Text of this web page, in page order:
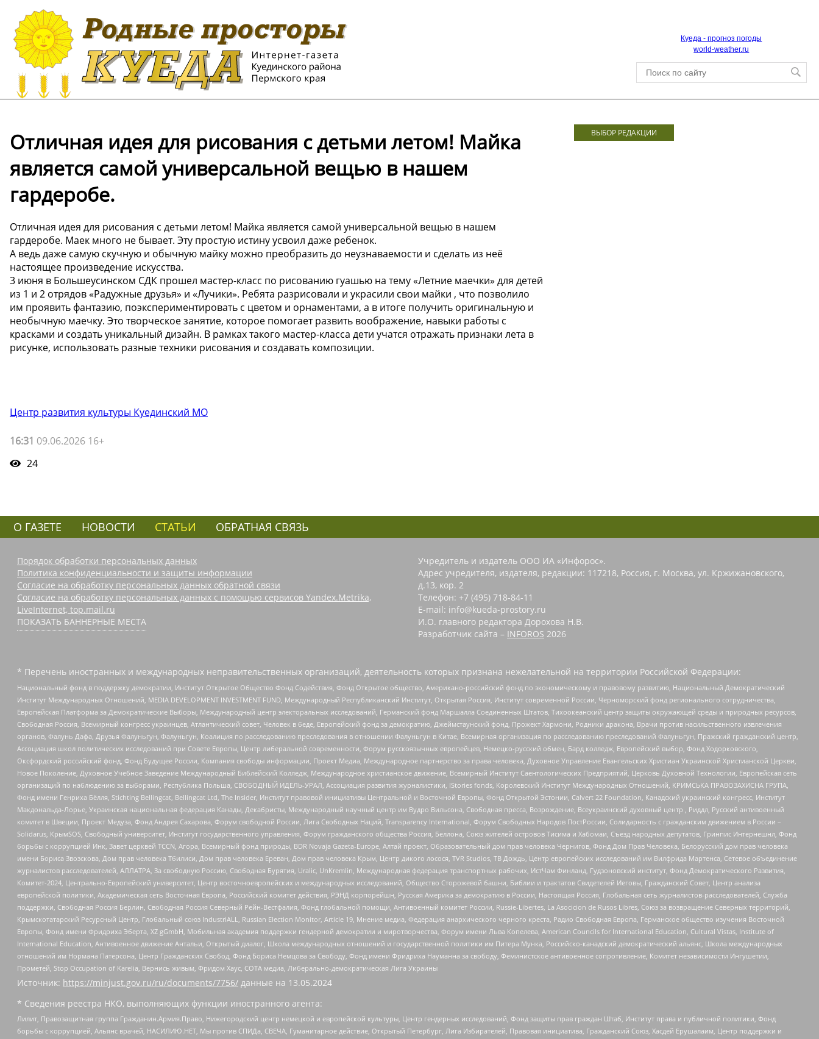
Куеда - прогноз погоды
world-weather.ru
Отличная идея для рисования с детьми летом! Майка
является самой универсальной вещью в нашем
гардеробе.
Отличная идея для рисования с детьми летом! Майка является самой универсальной вещью в нашем
гардеробе. Маек много не бывает. Эту простую истину усвоил даже ребенок.
А ведь даже самую скучную и обычную майку можно преобразить до неузнаваемости и сделать из неё
настоящее произведение искусства.
3 июня в Большеусинском СДК прошел мастер-класс по рисованию гуашью на тему «Летние маечки» для детей
из 1 и 2 отрядов «Радужные друзья» и «Лучики». Ребята разрисовали и украсили свои майки , что позволило
им проявить фантазию, поэкспериментировать с цветом и орнаментами, а в итоге получить оригинальную и
необычную маечку. Это творческое занятие, которое помогает развить воображение, навыки работы с
красками и создать уникальный дизайн. В рамках такого мастер-класса дети учатся отражать признаки лета в
рисунке, использовать разные техники рисования и создавать композиции.
Центр развития культуры Куединский МО
16:31 09.06.2026 16+
24
ВЫБОР РЕДАКЦИИ
О ГАЗЕТЕ НОВОСТИ СТАТЬИ ОБРАТНАЯ СВЯЗЬ
Порядок обработки персональных данных
Политика конфиденциальности и защиты информации
Согласие на обработку персональных данных обратной связи
Согласие на обработку персональных данных с помощью сервисов Yandex.Metrika,
LiveInternet, top.mail.ru
ПОКАЗАТЬ БАННЕРНЫЕ МЕСТА
Учредитель и издатель ООО ИА «Инфорос».
Адрес учредителя, издателя, редакции: 117218, Россия, г. Москва, ул. Кржижановского,
д.13, кор. 2
Телефон: +7 (495) 718-84-11
E-mail: info@kueda-prostory.ru
И.О. главного редактора Дорохова Н.В.
Разработчик сайта – INFOROS 2026
* Перечень иностранных и международных неправительственных организаций, деятельность которых признана нежелательной на территории Российской Федерации:
Национальный фонд в поддержку демократии, Институт Открытое Общество Фонд Содействия, Фонд Открытое общество, Американо-российский фонд по экономическому и правовому развитию, Национальный Демократический
Институт Международных Отношений, MEDIA DEVELOPMENT INVESTMENT FUND, Международный Республиканский Институт, Открытая Россия, Институт современной России, Черноморский фонд регионального сотрудничества,
Европейская Платформа за Демократические Выборы, Международный центр электоральных исследований, Германский фонд Маршалла Соединенных Штатов, Тихоокеанский центр защиты окружающей среды и природных ресурсов,
Свободная Россия, Всемирный конгресс украинцев, Атлантический совет, Человек в беде, Европейский фонд за демократию, Джеймстаунский фонд, Прожект Хармони, Родники дракона, Врачи против насильственного извлечения
органов, Фалунь Дафа, Друзья Фалуньгун, Фалуньгун, Коалиция по расследованию преследования в отношении Фалуньгун в Китае, Всемирная организация по расследованию преследований Фалуньгун, Пражский гражданский центр,
Ассоциация школ политических исследований при Совете Европы, Центр либеральной современности, Форум русскоязычных европейцев, Немецко-русский обмен, Бард колледж, Европейский выбор, Фонд Ходорковского,
Оксфордский российский фонд, Фонд Будущее России, Компания свободы информации, Проект Медиа, Международное партнерство за права человека, Духовное Управление Евангельских Христиан Украинской Христианской Церкви,
Новое Поколение, Духовное Учебное Заведение Международный Библейский Колледж, Международное христианское движение, Всемирный Институт Саентологических Предприятий, Церковь Духовной Технологии, Европейская сеть
организаций по наблюдению за выборами, Республика Польша, СВОБОДНЫЙ ИДЕЛЬ-УРАЛ, Ассоциация развития журналистики, IStories fonds, Королевский Институт Международных Отношений, КРИМСЬКА ПРАВОЗАХИСНА ГРУПА,
Фонд имени Генриха Бёлля, Stichting Bellingcat, Bellingcat Ltd, The Insider, Институт правовой инициативы Центральной и Восточной Европы, Фонд Открытой Эстонии, Calvert 22 Foundation, Канадский украинский конгресс, Институт
Макдональда-Лорье, Украинская национальная федерация Канады, Декабристы, Международный научный центр им Вудро Вильсона, Свободная пресса, Возрождение, Всеукраинский духовный центр , Риддл, Русский антивоенный
комитет в Швеции, Проект Медуза, Фонд Андрея Сахарова, Форум свободной России, Лига Свободных Наций, Transparеncy International, Форум Свободных Народов ПостРоссии, Солидарность с гражданским движением в России –
Solidarus, КрымSOS, Свободный университет, Институт государственного управления, Форум гражданского общества Россия, Беллона, Союз жителей островов Тисима и Хабомаи, Съезд народных депутатов, Гринпис Интернешнл, Фонд
борьбы с коррупцией Инк, Завет церквей TCCN, Агора, Всемирный фонд природы, BDR Novaja Gazeta-Europe, Алтай проект, Образовательный дом прав человека Чернигов, Фонд Дом Прав Человека, Белорусский дом прав человека
имени Бориса Звозскова, Дом прав человека Тбилиси, Дом прав человека Ереван, Дом прав человека Крым, Центр дикого лосося, TVR Studios, ТВ Дождь, Центр европейских исследований им Вилфрида Мартенса, Сетевое объединение
журналистов расследователей, АЛЛАТРА, За свободную Россию, Свободная Бурятия, Uralic, UnKremlin, Международная федерация транспортных рабочих, ИстЧам Финланд, Гудзоновский институт, Фонд Демократического Развития,
Комитет-2024, Центрально-Европейский университет, Центр восточноевропейских и международных исследований, Общество Сторожевой башни, Библии и трактатов Свидетелей Иеговы, Гражданский Совет, Центр анализа
европейской политики, Академическая сеть Восточная Европа, Российский комитет действия, РЭНД корпорейшн, Русская Америка за демократию в России, Настоящая Россия, Глобальная сеть журналистов-расследователей, Служба
поддержки, Свободная Россия Берлин, Свободная Россия Северный Рейн-Вестфалия, Фонд глобальной помощи, Антивоенный комитет России, Russie-Libertes, La Asocicion de Rusos Libres, Союз за возвращение Северных территорий,
Крымскотатарский Ресурсный Центр, Глобальный союз IndustriALL, Russian Election Monitor, Article 19, Мнение медиа, Федерация анархического черного креста, Радио Свободная Европа, Германское общество изучения Восточной
Европы, Фонд имени Фридриха Эберта, XZ gGmbH, Мобильная академия поддержки гендерной демократии и миротворчества, Форум имени Льва Копелева, American Councils for International Education, Cultural Vistas, Institute of
International Education, Антивоенное движение Антальи, Открытый диалог, Школа международных отношений и государственной политики им Питера Мунка, Российско-канадский демократический альянс, Школа международных
отношений им Нормана Патерсона, Центр Гражданских Свобод, Фонд Бориса Немцова за Свободу, Фонд имени Фридриха Науманна за свободу, Феминистское антивоенное сопротивление, Комитет независимости Ингушетии,
Прометей, Stop Occupation of Karelia, Вернись живым, Фридом Хаус, СОТА медиа, Либерально-демократическая Лига Украины
Источник: https://minjust.gov.ru/ru/documents/7756/ данные на 13.05.2024
* Сведения реестра НКО, выполняющих функции иностранного агента:
Лилит, Правозащитная группа Гражданин.Армия.Право, Нижегородский центр немецкой и европейской культуры, Центр гендерных исследований, Фонд защиты прав граждан Штаб, Институт права и публичной политики, Фонд
борьбы с коррупцией, Альянс врачей, НАСИЛИЮ.НЕТ, Мы против СПИДа, СВЕЧА, Гуманитарное действие, Открытый Петербург, Лига Избирателей, Правовая инициатива, Гражданский Союз, Хасдей Ерушалаим, Центр поддержки и